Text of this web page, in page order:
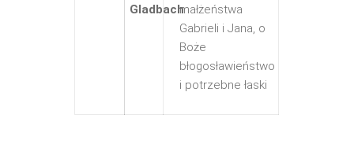
Gladbachmałżeństwa
Gabrieli i Jana, o
Boże
błogosławieństwo
i potrzebne łaski